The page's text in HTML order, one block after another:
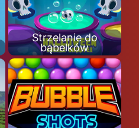
Strzelanie do
bąbelków